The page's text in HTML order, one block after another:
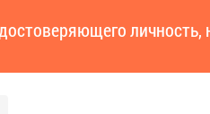
личность,